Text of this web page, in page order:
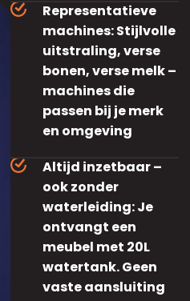
Representatieve
machines: Stijlvolle
uitstraling, verse
bonen, verse melk –
machines die
passen bij je merk
en omgeving
Altijd inzetbaar –
ook zonder
waterleiding: Je
ontvangt een
meubel met 20L
watertank. Geen
vaste aansluiting